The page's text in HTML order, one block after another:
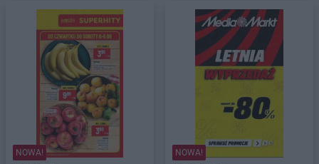
NOWA!
NOWA!